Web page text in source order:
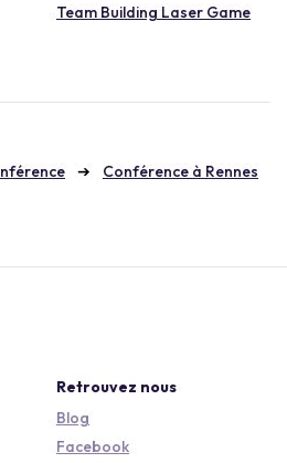
Team Building Laser Game
Conférence à Rennes
Retrouvez nous
Blog
Facebook